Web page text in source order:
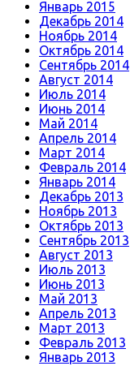
Январь 2015
Декабрь 2014
Ноябрь 2014
Октябрь 2014
Сентябрь 2014
Август 2014
Июль 2014
Июнь 2014
Май 2014
Апрель 2014
Март 2014
Февраль 2014
Январь 2014
Декабрь 2013
Ноябрь 2013
Октябрь 2013
Сентябрь 2013
Август 2013
Июль 2013
Июнь 2013
Май 2013
Апрель 2013
Март 2013
Февраль 2013
Январь 2013